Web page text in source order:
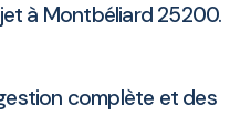
à Montbéliard 25200.
complète et des